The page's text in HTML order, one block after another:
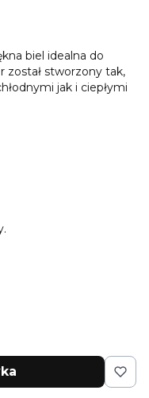
biel idealna do
został stworzony tak,
jak i ciepłymi